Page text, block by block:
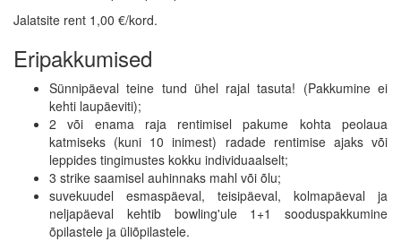
Jalatsite rent 1,00 €/kord.
Eripakkumised
Sünnipäeval teine tund ühel rajal tasuta! (Pakkumine ei
kehti laupäeviti);
2 või enama raja rentimisel pakume kohta peolaua
katmiseks (kuni 10 inimest) radade rentimise ajaks või
leppides tingimustes kokku individuaalselt;
3 strike saamisel auhinnaks mahl või õlu;
suvekuudel esmaspäeval, teisipäeval, kolmapäeval ja
neljapäeval kehtib bowling'ule 1+1 sooduspakkumine
õpilastele ja üliõpilastele.